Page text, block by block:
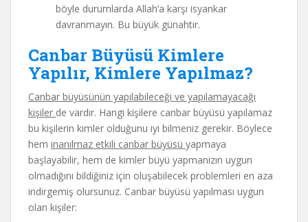
böyle durumlarda Allah’a karşı isyankar
davranmayın. Bu büyük günahtır.
Canbar Büyüsü Kimlere
Yapılır, Kimlere Yapılmaz?
Canbar büyüsünün yapılabileceği ve yapılamayacağı
kişiler de vardır. Hangi kişilere canbar büyüsü yapılamaz
bu kişilerin kimler olduğunu iyi bilmeniz gerekir. Böylece
hem inanılmaz etkili canbar büyüsü yapmaya
başlayabilir, hem de kimler büyü yapmanızın uygun
olmadığını bildiğiniz için oluşabilecek problemleri en aza
indirgemiş olursunuz. Canbar büyüsü yapılması uygun
olan kişiler: